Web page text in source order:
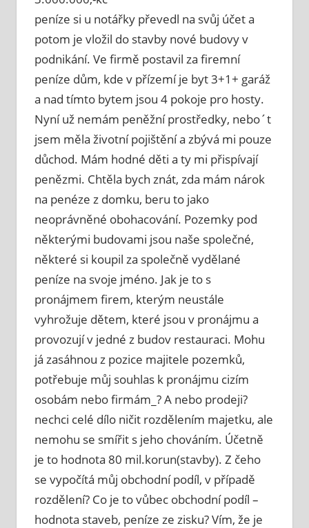
peníze si u notářky převedl na svůj účet a
potom je vložil do stavby nové budovy v
podnikání. Ve firmě postavil za firemní
peníze dům, kde v přízemí je byt 3+1+ garáž
a nad tímto bytem jsou 4 pokoje pro hosty.
Nyní už nemám peněžní prostředky, nebo´t
jsem měla životní pojištění a zbývá mi pouze
důchod. Mám hodné děti a ty mi přispívají
penězmi. Chtěla bych znát, zda mám nárok
na penéze z domku, beru to jako
neoprávněné obohacování. Pozemky pod
některými budovami jsou naše společné,
některé si koupil za společně vydělané
peníze na svoje jméno. Jak je to s
pronájmem firem, kterým neustále
vyhrožuje dětem, které jsou v pronájmu a
provozují v jedné z budov restauraci. Mohu
já zasáhnou z pozice majitele pozemků,
potřebuje můj souhlas k pronájmu cizím
osobám nebo firmám_? A nebo prodeji?
nechci celé dílo ničit rozdělením majetku, ale
nemohu se smířit s jeho chováním. Účetně
je to hodnota 80 mil.korun(stavby). Z čeho
se vypočítá můj obchodní podíl, v případě
rozdělení? Co je to vůbec obchodní podíl –
hodnota staveb, peníze ze zisku? Vím, že je